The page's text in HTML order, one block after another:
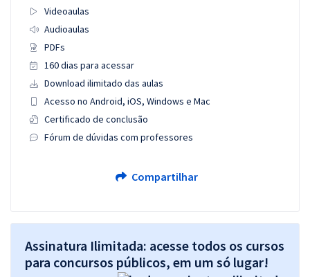
Videoaulas
Audioaulas
PDFs
160 dias para acessar
Download ilimitado das aulas
Acesso no Android, iOS, Windows e Mac
Certificado de conclusão
Fórum de dúvidas com professores
Compartilhar
Assinatura Ilimitada: acesse todos os cursos
para concursos públicos, em um só lugar!